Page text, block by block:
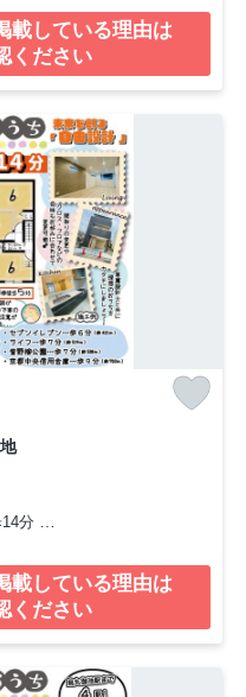
載している理由は
ください
分
載している理由は
ください